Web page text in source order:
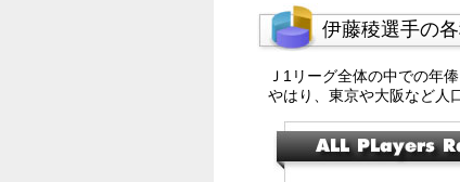
伊藤稜選手の
Ｊ1リーグ全体の中での年
やはり、東京や大阪など人